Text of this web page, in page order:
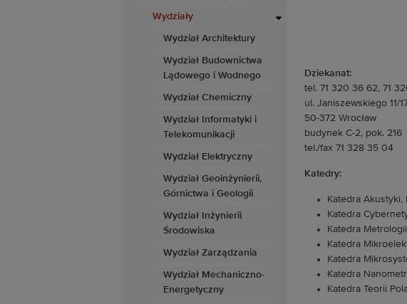
Wydziały
Wydział Architektury
Wydział Budownictwa
Lądowego i Wodnego
Wydział Chemiczny
Wydział Informatyki i
Telekomunikacji
Wydział Elektryczny
Wydział Geoinżynierii,
Górnictwa i Geologii
Wydział Inżynierii
Środowiska
Wydział Zarządzania
Wydział Mechaniczno-
Energetyczny
Dziekanat:
tel. 71 320 36 62, 71
ul. Janiszewskiego 11/
50-372 Wrocław
budynek C-2, pok. 216
tel./fax 71 328 35 04
Katedry:
Katedra Akustyki,
Katedra
Katedra
Katedra
Katedra
Katedra
Katedra Teorii